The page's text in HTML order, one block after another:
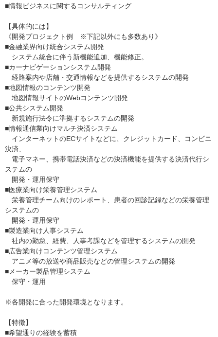
■情報ビジネスに関するコンサルティング
【具体的には】
《開発プロジェクト例 ※下記以外にも多数あり》
■金融業界向け統合システム開発
システム統合に伴う新機能追加、機能修正。
■カーナビゲーションシステム開発
経路案内や店舗・交通情報などを提供するシステムの開発
■地図情報のコンテンツ開発
地図情報サイトのWebコンテンツ開発
■公共システム開発
新規施行法令に準拠するシステムの開発
■情報通信業向けマルチ決済システム
インターネットのECサイトなどに、クレジットカード、コンビニ
決済、
電子マネー、携帯電話決済などの決済機能を提供する決済代行シ
ステムの
開発・運用保守
■医療業向け栄養管理システム
栄養管理チーム向けのレポート、患者の回診記録などの栄養管理
システムの
開発・運用保守
■製造業向け人事システム
社内の勤怠、経費、人事考課などを管理するシステムの開発
■広告業向けコンテンツ管理システム
アニメ等の放送や商品販売などの管理システムの開発
■メーカー製品管理システム
保守・運用
※各開発に合った開発環境となります。
【特徴】
■希望通りの経験を蓄積